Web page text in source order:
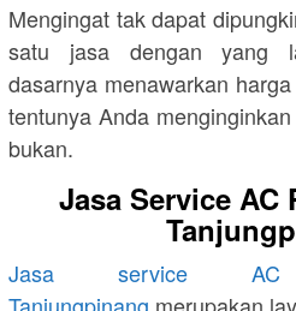
Mengingat tak dapat
satu jasa dengan yang
dasarnya menawarkan
tentunya Anda
bukan.
Jasa Service
Jasa service